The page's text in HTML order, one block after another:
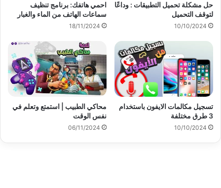
حل مشكلة تحميل التطبيقات : وداعًا
لتوقف التحميل
10/10/2024
احمي هاتفك: برنامج تنظيف
سماعات الهاتف من الماء والغبار
18/11/2024
تسجيل مكالمات الايفون باستخدام
3 طرق مختلفة
10/10/2024
محاكي الطبيب | استمتع وتعلم في
نفس الوقت
06/11/2024